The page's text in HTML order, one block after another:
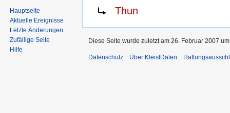
Navigation
springen
Suche
springen
Weiterleitung nach:
Thun
Hauptseite
Aktuelle Ereignisse
Letzte Änderungen
Zufällige Seite
Hilfe
Diese Seite wurde zuletzt am 26. Februar 2007
Datenschutz Über KleistDaten